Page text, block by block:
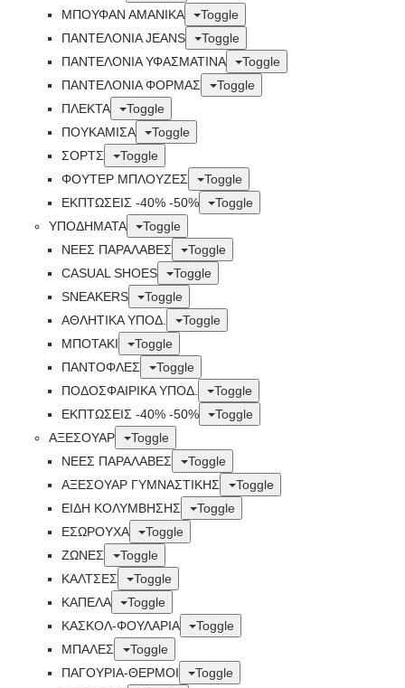
ΜΠΟΥΦΆΝ ΑΜΆΝΙΚΑ
Toggle
ΠΑΝΤΕΛΟΝΙΑ JEANS
Toggle
ΠΑΝΤΕΛΟΝΙΑ ΥΦΑΣΜΑΤΙΝΑ
Toggle
ΠΑΝΤΕΛΟΝΙΑ ΦΟΡΜΑΣ
Toggle
ΠΛΕΚΤΑ
Toggle
ΠΟΥΚΑΜΙΣΑ
Toggle
ΣΟΡΤΣ
Toggle
ΦΟΥΤΕΡ ΜΠΛΟΥΖΕΣ
Toggle
ΕΚΠΤΏΣΕΙΣ -40% -50%
Toggle
ΥΠΟΔΗΜΑΤΑ
Toggle
ΝΕΕΣ ΠΑΡΑΛΑΒΕΣ
Toggle
CASUAL SHOES
Toggle
SNEAKERS
Toggle
ΑΘΛΗΤΙΚΑ ΥΠΟΔ.
Toggle
ΜΠΟΤΑΚΙ
Toggle
ΠΑΝΤΟΦΛΕΣ
Toggle
ΠΟΔΟΣΦΑΙΡΙΚΆ ΥΠΟΔ.
Toggle
ΕΚΠΤΏΣΕΙΣ -40% -50%
Toggle
ΑΞΕΣΟΥΑΡ
Toggle
ΝΕΕΣ ΠΑΡΑΛΑΒΕΣ
Toggle
ΑΞΕΣΟΥΑΡ ΓΥΜΝΑΣΤΙΚΗΣ
Toggle
ΕΙΔΗ ΚΟΛΥΜΒΗΣΗΣ
Toggle
ΕΣΩΡΟΥΧΑ
Toggle
ΖΩΝΕΣ
Toggle
ΚΑΛΤΣΕΣ
Toggle
ΚΑΠΕΛΑ
Toggle
ΚΑΣΚΟΛ-ΦΟΥΛΑΡΙΑ
Toggle
ΜΠΑΛΕΣ
Toggle
ΠΑΓΟΥΡΙΑ-ΘΕΡΜΟΙ
Toggle